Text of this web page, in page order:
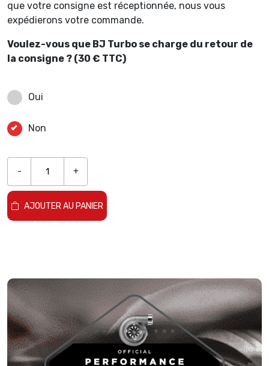
que votre consigne est réceptionnée, nous vous
expédierons votre commande.
Voulez-vous que BJ Turbo se charge du retour de
la consigne ? (30 € TTC)
Oui
Non
- +
AJOUTER AU PANIER